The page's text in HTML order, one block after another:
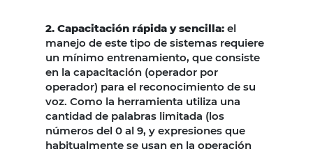
2. Capacitación rápida y sencilla: el
manejo de este tipo de sistemas requiere
un mínimo entrenamiento, que consiste
en la capacitación (operador por
operador) para el reconocimiento de su
voz. Como la herramienta utiliza una
cantidad de palabras limitada (los
números del 0 al 9, y expresiones que
habitualmente se usan en la operación